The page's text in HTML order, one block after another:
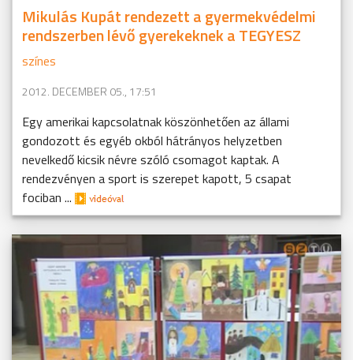
Mikulás Kupát rendezett a gyermekvédelmi
rendszerben lévő gyerekeknek a TEGYESZ
színes
2012. DECEMBER 05., 17:51
Egy amerikai kapcsolatnak köszönhetően az állami
gondozott és egyéb okból hátrányos helyzetben
nevelkedő kicsik névre szóló csomagot kaptak. A
rendezvényen a sport is szerepet kapott, 5 csapat
fociban ...